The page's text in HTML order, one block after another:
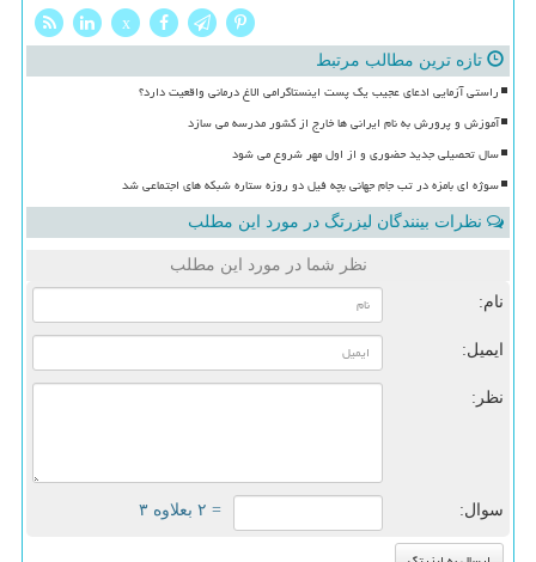
x
تازه ترین مطالب مرتبط
راستی آزمایی ادعای عجیب یک پست اینستاگرامی الاغ درمانی واقعیت دارد؟
آموزش و پرورش به نام ایرانی ها خارج از کشور مدرسه می سازد
سال تحصیلی جدید حضوری و از اول مهر شروع می شود
سوژه ای بامزه در تب جام جهانی بچه فیل دو روزه ستاره شبکه های اجتماعی شد
نظرات بینندگان لیزرتگ در مورد این مطلب
نظر شما در مورد این مطلب
نام:
ایمیل:
نظر:
سوال: = ۲ بعلاوه ۳